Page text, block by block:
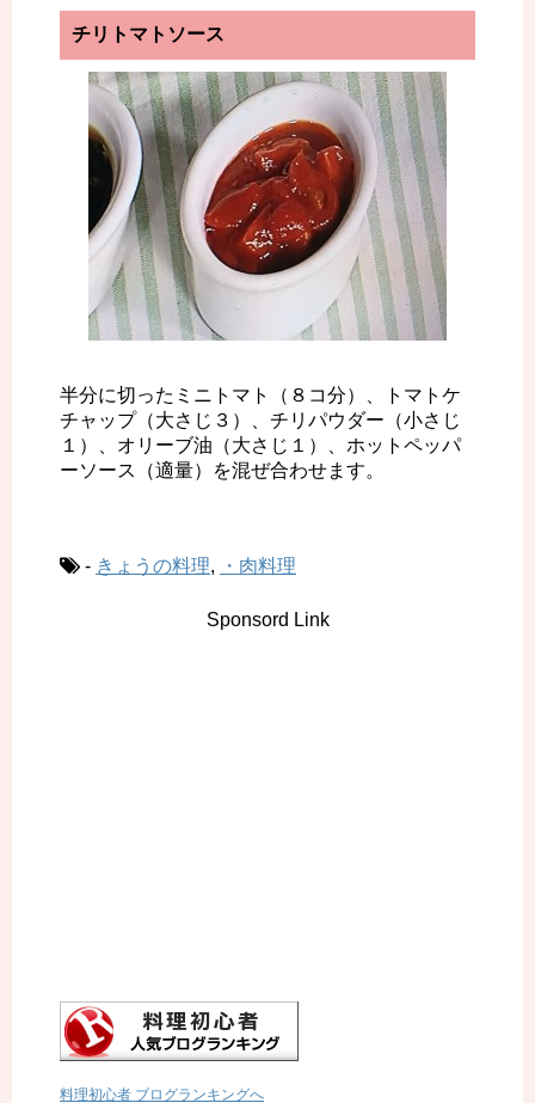
チリトマトソース
半分に切ったミニトマト（８コ分）、トマトケ
チャップ（大さじ３）、チリパウダー（小さじ
１）、オリーブ油（大さじ１）、ホットペッパ
ーソース（適量）を混ぜ合わせます。
- きょうの料理, ・肉料理
Sponsord Link
料理初心者 ブログランキングへ